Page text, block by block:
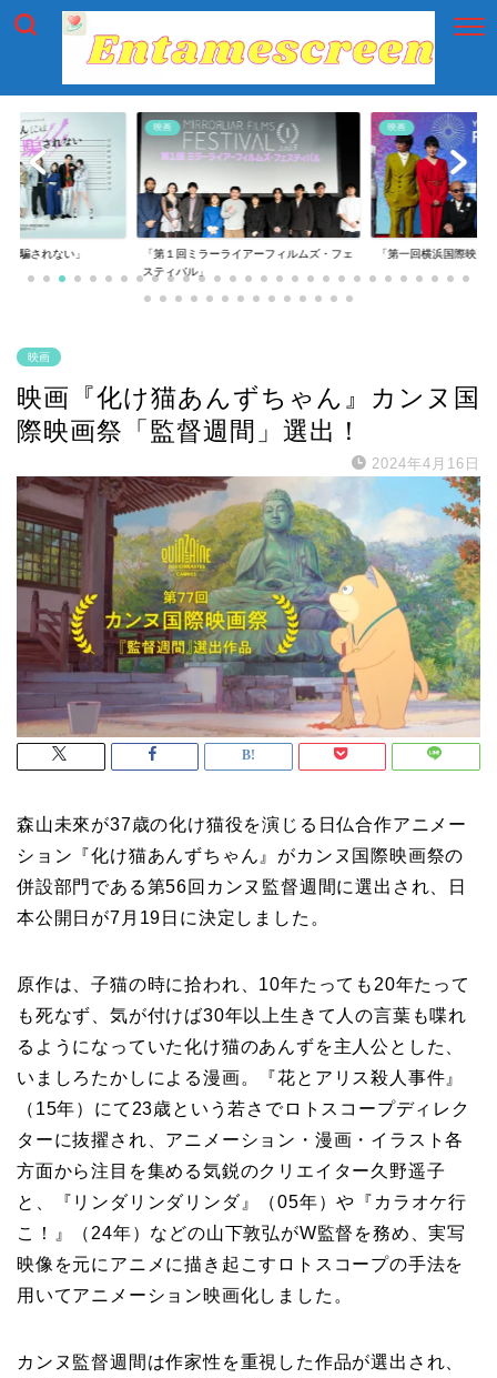
は騙されない」
映画
「第１回ミラーライアーフィルムズ・フェ
スティバル」
映画
「第一回横浜国際映画
映画
映画『化け猫あんずちゃん』カンヌ国
際映画祭「監督週間」選出！
2024年4月16日
森山未來が37歳の化け猫役を演じる日仏合作アニメー
ション『化け猫あんずちゃん』がカンヌ国際映画祭の
併設部門である第56回カンヌ監督週間に選出され、日
本公開日が7月19日に決定しました。
原作は、子猫の時に拾われ、10年たっても20年たって
も死なず、気が付けば30年以上生きて人の言葉も喋れ
るようになっていた化け猫のあんずを主人公とした、
いましろたかしによる漫画。『花とアリス殺人事件』
（15年）にて23歳という若さでロトスコープディレク
ターに抜擢され、アニメーション・漫画・イラスト各
方面から注目を集める気鋭のクリエイター久野遥子
と、『リンダリンダリンダ』（05年）や『カラオケ行
こ！』（24年）などの山下敦弘がW監督を務め、実写
映像を元にアニメに描き起こすロトスコープの手法を
用いてアニメーション映画化しました。
カンヌ監督週間は作家性を重視した作品が選出され、